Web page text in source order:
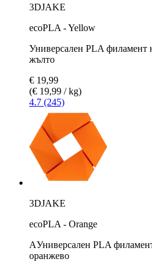
3DJAKE
ecoPLA - Yellow
Универсален PLA филамент
жълто
€ 19,99
(€ 19,99 / kg)
4.7 (245)
3DJAKE
ecoPLA - Orange
AУниверсален PLA
оранжево